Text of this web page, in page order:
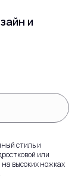
и
стиль и
или
высоких ножках